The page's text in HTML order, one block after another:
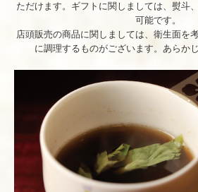
ただけます。ギフトに関しましては、熨斗
可能です。
店頭販売の商品に関しましては、衛生面を
に調理するものがございます。あらか